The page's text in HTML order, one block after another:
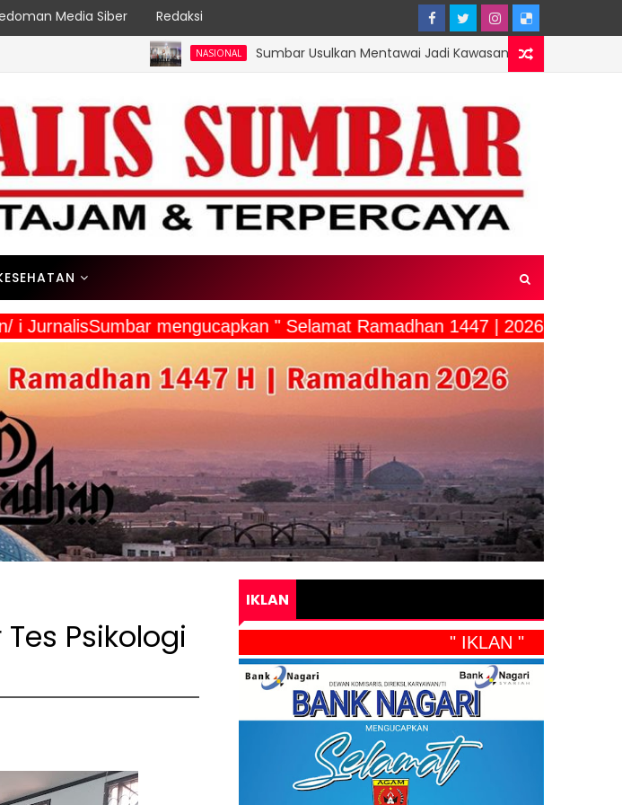
Media Siber Redaksi
NASIONAL Sumbar Usulkan Mentawai Jadi Kawasan Tambak Udang Terintegrasi,
i JurnalisSumbar mengucapkan " Selamat Ramadhan 1447 | 2026"
Psikologi
IKLAN
" IKLAN "